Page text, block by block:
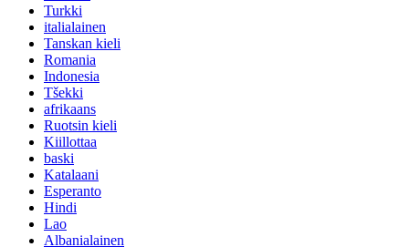
Turkki
italialainen
Tanskan kieli
Romania
Indonesia
Tšekki
afrikaans
Ruotsin kieli
Kiillottaa
baski
Katalaani
Esperanto
Hindi
Lao
Albanialainen